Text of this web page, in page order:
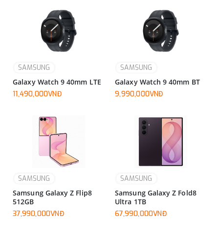
SAMSUNG
Galaxy Watch 9 40mm LTE
11,490,000VNĐ
SAMSUNG
Galaxy Watch 9 40mm BT
9,990,000VNĐ
SAMSUNG
Samsung Galaxy Z Flip8
512GB
37,990,000VNĐ
SAMSUNG
Samsung Galaxy Z Fold8
Ultra 1TB
67,990,000VNĐ